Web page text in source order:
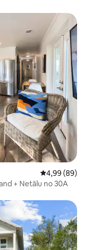
Vidējais
4,99 (89)
+ Netālu no 30A